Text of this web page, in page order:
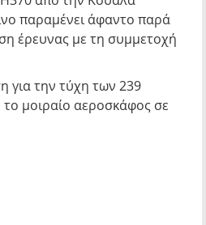
παραμένει άφαντο παρά
έρευνας με τη συμμετοχή
για την τύχη των 239
μοιραίο αεροσκάφος σε